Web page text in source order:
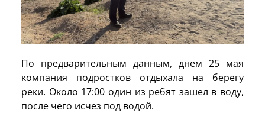
По предварительным данным, днем 25 мая
компания подростков отдыхала на берегу
реки. Около 17:00 один из ребят зашел в воду,
после чего исчез под водой.